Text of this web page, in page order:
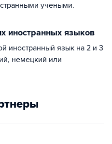
учеными.
иностранных языков
немецкий или